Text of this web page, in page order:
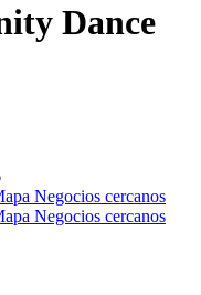
Dance
Negocios cercanos
Negocios cercanos